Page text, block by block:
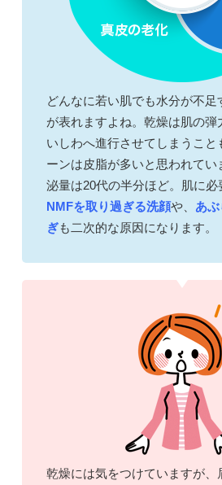
どんなに若い肌でも水分が不足
が表れますよね。乾燥は肌の弾
いしわへ進行させてしまうこと
ーンは皮脂が多いと思われてい
泌量は20代の半分ほど。肌に必
NMFを取り過ぎる洗顔や、 あ
ぎも二次的な原因になります。
乾燥には気をつけていますが、